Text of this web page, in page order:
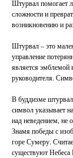
Штурвал помогает
сложности и
возникновению и
Штурвал – это
управление
является эмблемой
руководителя.
В буддизме
символ указывает
над неведением, не
Знамя победы с
горе Сумеру.
существуют